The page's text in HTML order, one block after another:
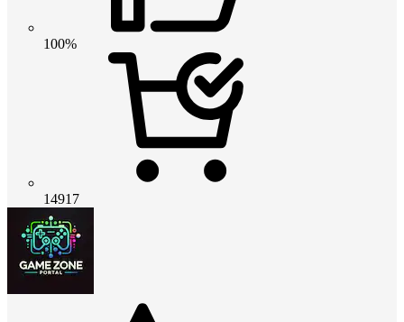
100%
14917